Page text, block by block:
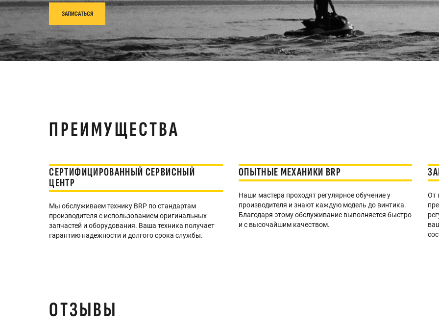
ЗАПИСАТЬСЯ
ПРЕИМУЩЕСТВА
СЕРТИФИЦИРОВАННЫЙ СЕРВИСНЫЙ
ЦЕНТР
Мы обслуживаем технику BRP по стандартам
производителя с использованием оригинальных
запчастей и оборудования. Ваша техника получает
гарантию надежности и долгого срока службы.
ОПЫТНЫЕ МЕХАНИКИ BRP
Наши мастера проходят регулярное обучение у
производителя и знают каждую модель до винтика.
Благодаря этому обслуживание выполняется быстро
и с высочайшим качеством.
От
ОТЗЫВЫ